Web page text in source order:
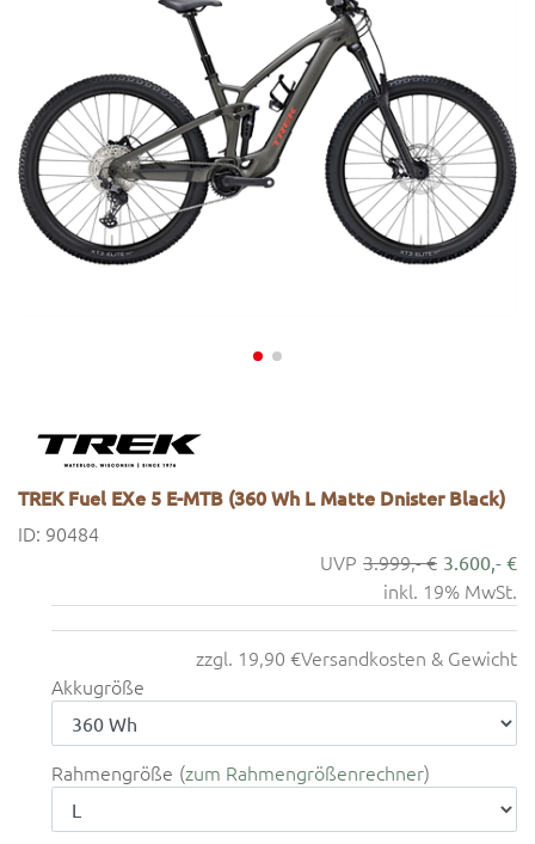
TREK Fuel EXe 5 E-MTB (360 Wh L Matte Dnister Black)
ID: 90484
3.999,- € 3.600,- €
inkl. 19% MwSt.
zzgl. 19,90 €Versandkosten & Gewicht
Akkugröße
Rahmengröße zum Rahmengrößenrechner